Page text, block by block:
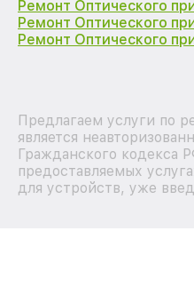
Ремонт Оптического
Ремонт Оптического
Ремонт Оптического
Предлагаем услуги по
является
Гражданского кодекса
предоставляемых
для устройств, уже